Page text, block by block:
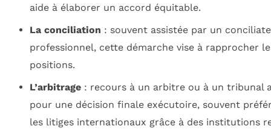
aide à élaborer un accord équitable.
La conciliation : souvent assistée par un
professionnel, cette démarche vise à rapprocher
positions.
L’arbitrage: recours à un arbitre ou à un tribunal
pour une décision finale exécutoire, souvent
les litiges internationaux grâce à des institutions